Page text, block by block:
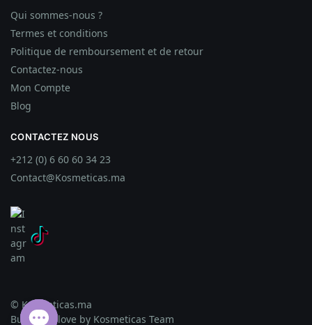
Qui sommes-nous ?
Termes et conditions
Politique de remboursement et de retour
Contactez-nous
Mon Compte
Blog
CONTACTEZ NOUS
+212 (0) 6 60 60 34 23
Contact@Kosmeticas.ma
© Kosmeticas.ma
Built with love by Kosmeticas Team